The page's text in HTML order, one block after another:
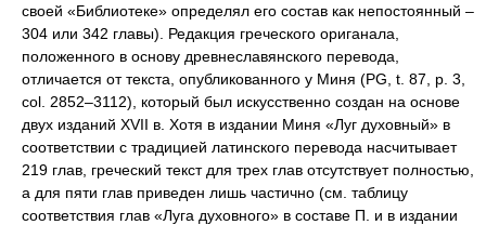
своей «Библиотеке» определял его состав как непостоянный –
304 или 342 главы). Редакция греческого ориганала,
положенного в основу древнеславянского перевода,
отличается от текста, опубликованного у Миня (PG, t. 87, р. 3,
col. 2852–3112), который был искусственно создан на основе
двух изданий XVII в. Хотя в издании Миня «Луг духовный» в
соответствии с традицией латинского перевода насчитывает
219 глав, греческий текст для трех глав отсутствует полностью,
а для пяти глав приведен лишь частично (см. таблицу
соответствия глав «Луга духовного» в составе П. и в издании